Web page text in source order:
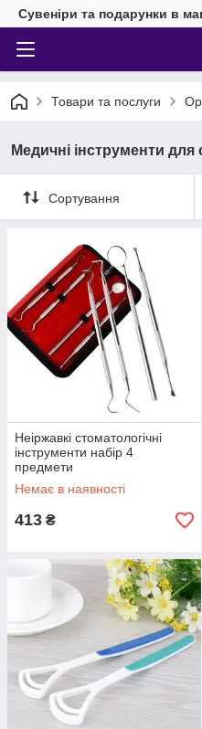
Сувеніри та подарунки в
Товари та послуги
Медичні інструменти для
Сортування
Неіржавкі стоматологічні
інструменти набір 4
предмети
Немає в наявності
413 ₴